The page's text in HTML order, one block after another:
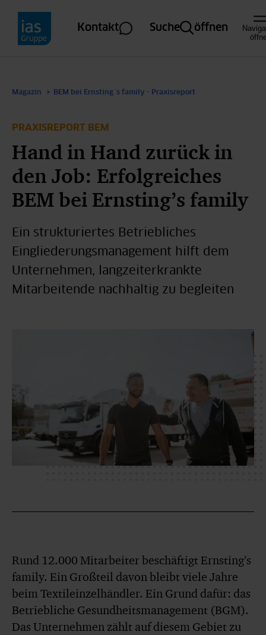
Direkt zum Inhalt
Kontakt Suche öffnen
Magazin BEM bei Ernsting´s family - Praxisreport
Hand in Hand zurück in
den Job: Erfolgreiches
BEM bei Ernsting’s family
Ein strukturiertes Betriebliches
Eingliederungsmanagement hilft dem
Unternehmen, langzeiterkrankte
Mitarbeitende nachhaltig zu begleiten
PRAXISREPORT BEM
Rund 12.000 Mitarbeiter beschäftigt Ernsting’s
family. Ein Großteil davon bleibt viele Jahre
beim Textileinzelhändler. Ein Grund dafür: das
Betriebliche Gesundheitsmanagement (BGM).
Das Unternehmen zählt auf diesem Gebiet zu